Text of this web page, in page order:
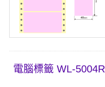
電腦標籤 WL-5004R